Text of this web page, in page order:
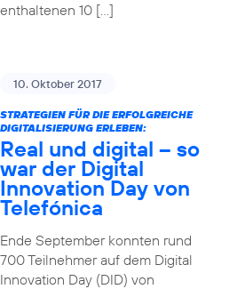
enthaltenen 10 […]
10. Oktober 2017
STRATEGIEN FÜR DIE ERFOLGREICHE
DIGITALISIERUNG ERLEBEN:
Real und digital – so
war der Digital
Innovation Day von
Telefónica
Ende September konnten rund
700 Teilnehmer auf dem Digital
Innovation Day (DID) von